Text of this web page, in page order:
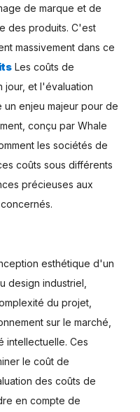
de marque et de
des produits. C'est
massivement dans ce
Les coûts de
jour, et l'évaluation
enjeu majeur pour de
conçu par Whale
les sociétés de
coûts sous différents
précieuses aux
esthétique d'un
design industriel,
du projet,
sur le marché,
intellectuelle. Ces
le coût de
des coûts de
en compte de